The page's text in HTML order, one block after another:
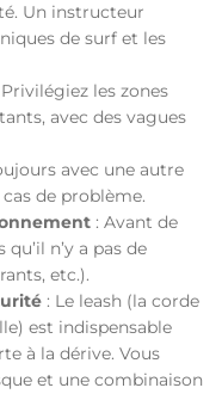
Un instructeur
de surf et les
les zones
avec des vagues
avec une autre
de problème.
: Avant de
n’y a pas de
etc.).
: Le leash (la corde
est indispensable
à la dérive. Vous
et une combinaison